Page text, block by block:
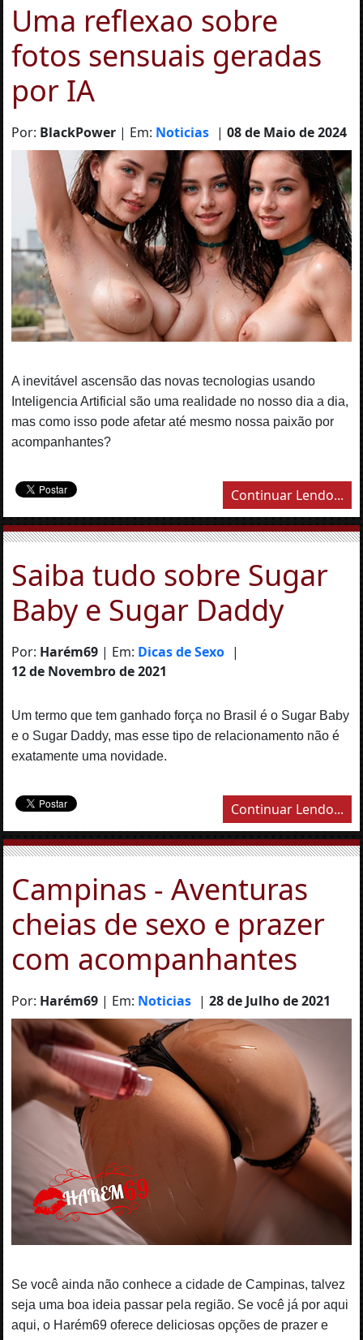
Uma reflexao sobre
fotos sensuais geradas
por IA
Por: BlackPower | Em: Noticias |08 de Maio de 2024
A inevitável ascensão das novas tecnologias usando
Inteligencia Artificial são uma realidade no nosso dia a dia,
mas como isso pode afetar até mesmo nossa paixão por
acompanhantes?
Continuar Lendo...
Saiba tudo sobre Sugar
Baby e Sugar Daddy
Por: Harém69 | Em: Dicas de Sexo |
12 de Novembro de 2021
Um termo que tem ganhado força no Brasil é o Sugar Baby
e o Sugar Daddy, mas esse tipo de relacionamento não é
exatamente uma novidade.
Continuar Lendo...
Campinas - Aventuras
cheias de sexo e prazer
com acompanhantes
Por: Harém69 | Em: Noticias |28 de Julho de 2021
Se você ainda não conhece a cidade de Campinas, talvez
seja uma boa ideia passar pela região. Se você já por aqui
aqui, o Harém69 oferece deliciosas opções de prazer e